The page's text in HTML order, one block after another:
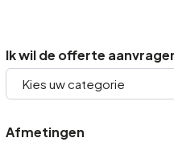
Ik wil de offerte
Afmetingen